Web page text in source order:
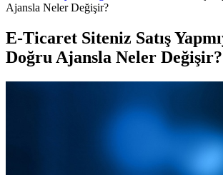
Ajansla Neler Değişir?
E-Ticaret Siteniz Satış
Doğru Ajansla Neler Değişir?